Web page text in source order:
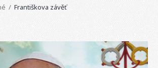
Františkova závěť